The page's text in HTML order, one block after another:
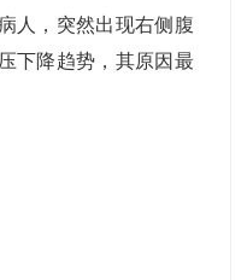
人，突然出现右侧腹
下降趋势，其原因最